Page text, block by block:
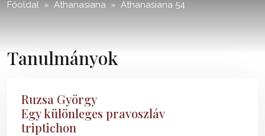
Főoldal Athanasiana Athanasiana 54
Tanulmányok
Ruzsa György
Egy különleges pravoszláv
triptichon